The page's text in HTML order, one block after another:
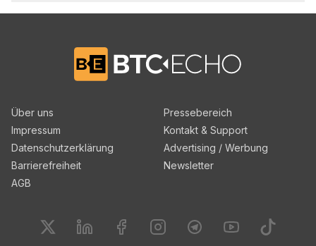
Zur BTC-ECHO Startseite
Über uns
Impressum
Datenschutzerklärung
Barrierefreiheit
AGB
Pressebereich
Kontakt & Support
Advertising / Werbung
Newsletter
Finde uns auf Twitter
Finde uns auf Linkedin
Finde uns auf Facebook
Finde uns auf Instagram
Finde uns auf Telegram
Finde uns auf
Finde uns